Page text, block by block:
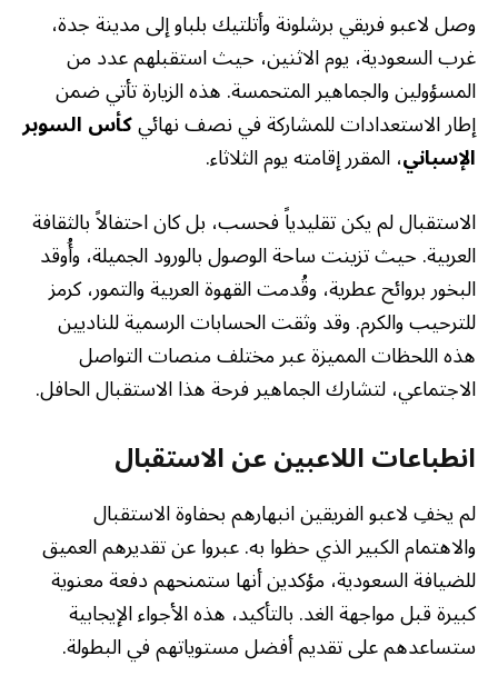
وصل لاعبو فريقي برشلونة وأتلتيك بلباو إلى مدينة جدة،
غرب السعودية، يوم الاثنين، حيث استقبلهم عدد من
المسؤولين والجماهير المتحمسة. هذه الزيارة تأتي ضمن
إطار الاستعدادات للمشاركة في نصف نهائيكأس السوبر
الإسباني، المقرر إقامته يوم الثلاثاء.
الاستقبال لم يكن تقليدياً فحسب، بل كان احتفالاً بالثقافة
العربية. حيث تزينت ساحة الوصول بالورود الجميلة، وأُوقد
البخور بروائح عطرية، وقُدمت القهوة العربية والتمور، كرمز
للترحيب والكرم. وقد وثقت الحسابات الرسمية للناديين
هذه اللحظات المميزة عبر مختلف منصات التواصل
الاجتماعي، لتشارك الجماهير فرحة هذا الاستقبال الحافل.
انطباعات اللاعبين عن الاستقبال
لم يخفِ لاعبو الفريقين انبهارهم بحفاوة الاستقبال
والاهتمام الكبير الذي حظوا به. عبروا عن تقديرهم العميق
للضيافة السعودية، مؤكدين أنها ستمنحهم دفعة معنوية
كبيرة قبل مواجهة الغد. بالتأكيد، هذه الأجواء الإيجابية
ستساعدهم على تقديم أفضل مستوياتهم في البطولة.